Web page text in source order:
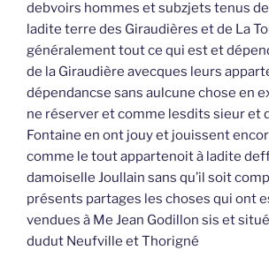
debvoirs hommes et subzjets tenus
ladite terre des Giraudières et de La
généralement tout ce qui est et
de la Giraudière avecques leurs
dépendancse sans aulcune chose en
ne réserver et comme lesdits sieur et
Fontaine en ont jouy et jouissent
comme le tout appartenoit à ladite
damoiselle Joullain sans qu’il soit
présents partages les choses qui ont
vendues à Me Jean Godillon sis et
dudut Neufville et Thorigné